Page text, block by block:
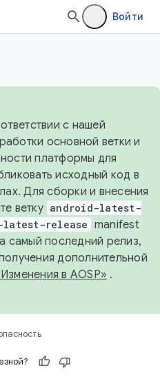
Войти
с нашей
основной ветки и
платформы для
исходный код в
Для сборки и внесения
ветку android-latest-
latest-release manifest
самый последний релиз,
дополнительной
в AOSP» .